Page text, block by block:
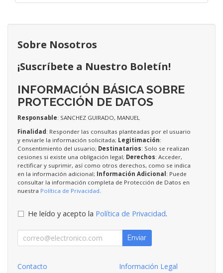
Sobre Nosotros
¡Suscríbete a Nuestro Boletín!
INFORMACIÓN BÁSICA SOBRE
PROTECCIÓN DE DATOS
Responsable: SANCHEZ GUIRADO, MANUEL
Finalidad: Responder las consultas planteadas por el usuario
y enviarle la información solicitada; Legitimación:
Consentimiento del usuario; Destinatarios: Solo se realizan
cesiones si existe una obligación legal; Derechos: Acceder,
rectificar y suprimir, así como otros derechos, como se indica
en la información adicional; Información Adicional: Puede
consultar la información completa de Protección de Datos en
nuestra Política de Privacidad
He leído y acepto la Política de Privacidad.
Enviar
Contacto
Información Legal